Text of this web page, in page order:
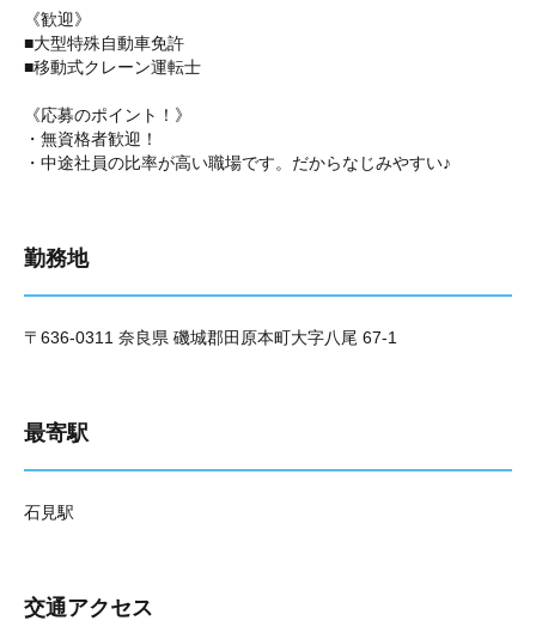
《歓迎》
■大型特殊自動車免許
■移動式クレーン運転士
《応募のポイント！》
・無資格者歓迎！
・中途社員の比率が高い職場です。だからなじみやすい♪
勤務地
〒636-0311 奈良県 磯城郡田原本町大字八尾 67-1
最寄駅
石見駅
交通アクセス